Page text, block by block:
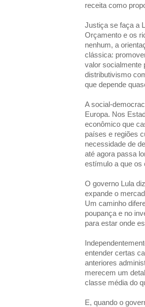
receita como
Justiça se faça a
Orçamento e os
nenhum, a
clássica:
valor socialmente
distributivismo
que depende
A social-
Europa. Nos
econômico que
países e regiões
necessidade de
até agora passa
estímulo a que os
O governo Lula
expande o
Um caminho
poupança e no
para estar onde
entender certas
anteriores
merecem um
classe média do
E, quando o